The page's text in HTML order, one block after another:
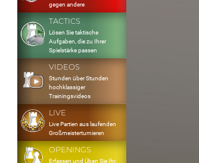
gegen andere
TACTICS
Lösen Sie taktische
Aufgaben, die zu Ihrer
Spielstärke passen
VIDEOS
Stunden über Stunden
hochklassiger
Trainingsvideos
LIVE
Live Partien aus laufenden
Großmeisterturnieren
OPENINGS
Erfassen und Üben Sie Ihr